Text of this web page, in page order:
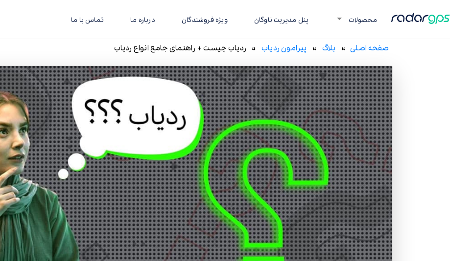
رادار جی پی اس محصولات پنل مدیریت ناوگان ویژه فروشندگان درباره ما تماس با ما
صفحه اصلی» بلاگ » پیرامون ردیاب » ردیاب چیست + راهنمای جامع انواع ردیاب